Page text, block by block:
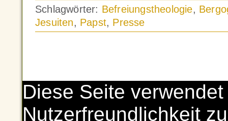
Schlagwörter: Befreiungstheologie,
Jesuiten, Papst, Presse
Diese Seite
Nutzerfreundlichkeit